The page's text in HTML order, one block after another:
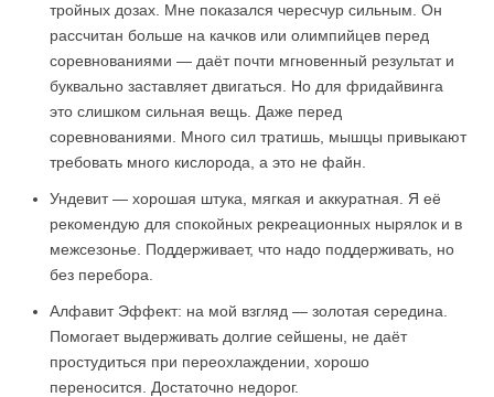
тройных дозах. Мне показался чересчур сильным. Он
рассчитан больше на качков или олимпийцев перед
соревнованиями — даёт почти мгновенный результат и
буквально заставляет двигаться. Но для фридайвинга
это слишком сильная вещь. Даже перед
соревнованиями. Много сил тратишь, мышцы привыкают
требовать много кислорода, а это не файн.
Ундевит — хорошая штука, мягкая и аккуратная. Я её
рекомендую для спокойных рекреационных нырялок и в
межсезонье. Поддерживает, что надо поддерживать, но
без перебора.
Алфавит Эффект: на мой взгляд — золотая середина.
Помогает выдерживать долгие сейшены, не даёт
простудиться при переохлаждении, хорошо
переносится. Достаточно недорог.